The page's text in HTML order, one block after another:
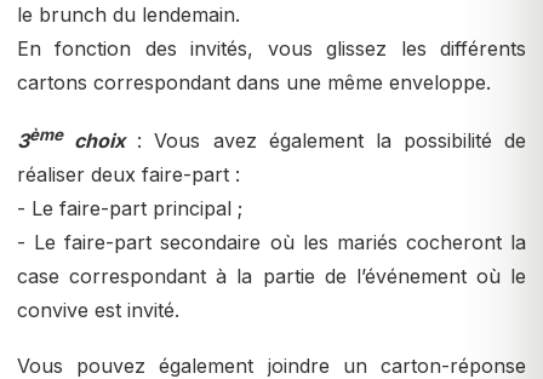
le brunch du lendemain.
En fonction des invités, vous glissez les différents
cartons correspondant dans une même enveloppe.
3èmechoix: Vous avez également la possibilité de
réaliser deux faire-part :
- Le faire-part principal ;
- Le faire-part secondaire où les mariés cocheront la
case correspondant à la partie de l’événement où le
convive est invité.
Vous pouvez également joindre un carton-réponse